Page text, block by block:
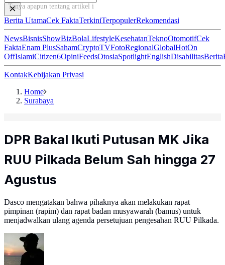
Tanya apapun tentang artikel ini...
Berita UtamaCek FaktaTerkiniTerpopulerRekomendasi
NewsBisnisShowBizBolaLifestyleKesehatanTeknoOtomotifCek
FaktaEnam PlusSahamCryptoTVFotoRegionalGlobalHotOn
OffIslamiCitizen6OpiniFeedsOtosiaSpotlightEnglishDisabilitasBerita
KontakKebijakan Privasi
Home
Surabaya
DPR Bakal Ikuti Putusan MK Jika
RUU Pilkada Belum Sah hingga 27
Agustus
Dasco mengatakan bahwa pihaknya akan melakukan rapat
pimpinan (rapim) dan rapat badan musyawarah (bamus) untuk
menjadwalkan ulang agenda persetujuan pengesahan RUU Pilkada.